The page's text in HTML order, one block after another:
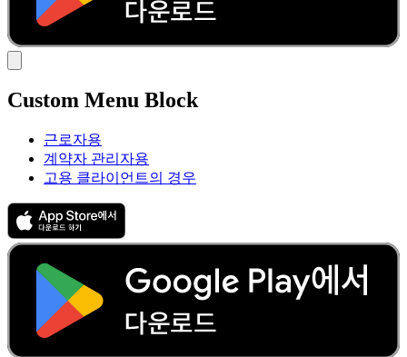
Custom Menu Block
근로자용
계약자 관리자용
고용 클라이언트의 경우